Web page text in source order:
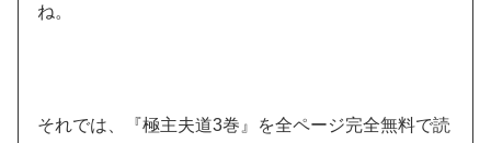
ね。
それでは、『極主夫道3巻』を全ページ完全無料で読